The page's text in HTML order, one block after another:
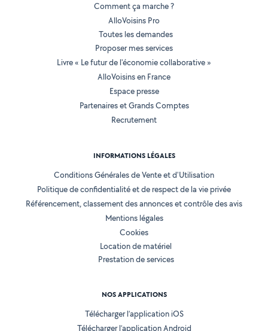
Comment ça marche ?
AlloVoisins Pro
Toutes les demandes
Proposer mes services
Livre « Le futur de l'économie collaborative »
AlloVoisins en France
Espace presse
Partenaires et Grands Comptes
Recrutement
INFORMATIONS LÉGALES
Conditions Générales de Vente et d'Utilisation
Politique de confidentialité et de respect de la vie privée
Référencement, classement des annonces et contrôle des avis
Mentions légales
Cookies
Location de matériel
Prestation de services
NOS APPLICATIONS
Télécharger l’application iOS
Télécharger l’application Android